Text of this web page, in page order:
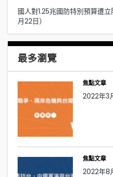
國人對1.25兆國防特別預算遭
月22日）
最多瀏覽
焦點文章
2022年3
焦點文章
2022年8